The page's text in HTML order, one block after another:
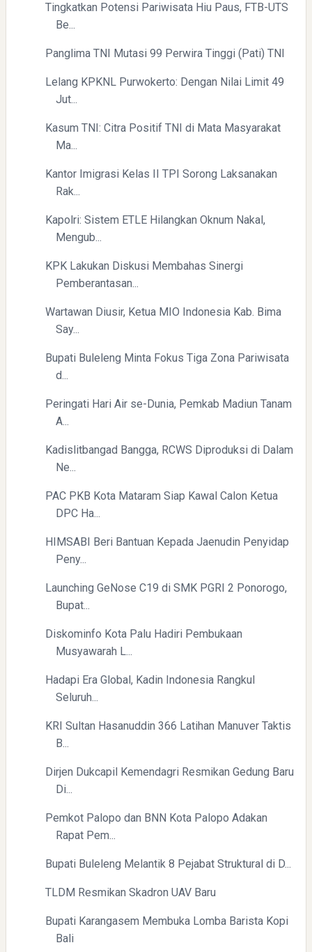
Menyongsong Masa Depan Buruh Indonesia dengan
Optimisme dan Inspirasi
Ketaatan
Kepatuhan Pajak
Pelajaran Berharga dari Kasus dr. Tifa dan Roy Suryo
Tingkatkan Potensi Pariwisata Hiu Paus, FTB-UTS
Be...
Panglima TNI Mutasi 99 Perwira Tinggi (Pati) TNI
Lelang KPKNL Purwokerto: Dengan Nilai Limit 49
Jut...
Kasum TNI: Citra Positif TNI di Mata Masyarakat
Ma...
Kantor Imigrasi Kelas II TPI Sorong Laksanakan
Rak...
Kapolri: Sistem ETLE Hilangkan Oknum Nakal,
Mengub...
KPK Lakukan Diskusi Membahas Sinergi
Pemberantasan...
Wartawan Diusir, Ketua MIO Indonesia Kab. Bima
Say...
Bupati Buleleng Minta Fokus Tiga Zona Pariwisata
d...
Peringati Hari Air se-Dunia, Pemkab Madiun Tanam
A...
Kadislitbangad Bangga, RCWS Diproduksi di Dalam
Ne...
PAC PKB Kota Mataram Siap Kawal Calon Ketua
DPC Ha...
HIMSABI Beri Bantuan Kepada Jaenudin Penyidap
Peny...
Launching GeNose C19 di SMK PGRI 2 Ponorogo,
Bupat...
Diskominfo Kota Palu Hadiri Pembukaan
Musyawarah L...
Hadapi Era Global, Kadin Indonesia Rangkul
Seluruh...
KRI Sultan Hasanuddin 366 Latihan Manuver Taktis
B...
Dirjen Dukcapil Kemendagri Resmikan Gedung Baru
Di...
Pemkot Palopo dan BNN Kota Palopo Adakan
Rapat Pem...
Bupati Buleleng Melantik 8 Pejabat Struktural di D...
TLDM Resmikan Skadron UAV Baru
Bupati Karangasem Membuka Lomba Barista Kopi
Bali